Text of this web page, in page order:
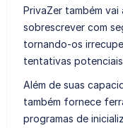
PrivaZer também vai
sobrescrever com
tornando-os
tentativas
Além de suas
também fornece
programas de